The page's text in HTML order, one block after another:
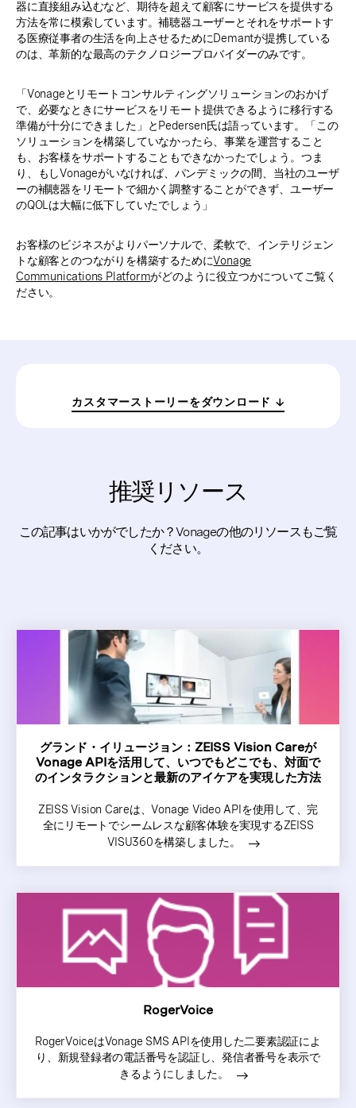
器に直接組み込むなど、期待を超えて顧客にサービスを提供する
方法を常に模索しています。補聴器ユーザーとそれをサポートす
る医療従事者の生活を向上させるためにDemantが提携している
のは、革新的な最高のテクノロジープロバイダーのみです。
「Vonageとリモートコンサルティングソリューションのおかげ
で、必要なときにサービスをリモート提供できるように移行する
準備が十分にできました」とPedersen氏は語っています。「この
ソリューションを構築していなかったら、事業を運営すること
も、お客様をサポートすることもできなかったでしょう。つま
り、もしVonageがいなければ、パンデミックの間、当社のユーザ
ーの補聴器をリモートで細かく調整することができず、ユーザー
のQOLは大幅に低下していたでしょう」
お客様のビジネスがよりパーソナルで、柔軟で、インテリジェン
トな顧客とのつながりを構築するためにVonage
Communications Platformがどのように役立つかについてご覧く
ださい。
カスタマーストーリーをダウンロード
推奨リソース
この記事はいかがでしたか？Vonageの他のリソースもご覧
ください。
グランド・イリュージョン：ZEISS Vision Careが
Vonage APIを活用して、いつでもどこでも、対面で
のインタラクションと最新のアイケアを実現した方法
ZEISS Vision Careは、Vonage Video APIを使用して、完
全にリモートでシームレスな顧客体験を実現するZEISS
VISU360を構築しました。
RogerVoice
RogerVoiceはVonage SMS APIを使用した二要素認証によ
り、新規登録者の電話番号を認証し、発信者番号を表示で
きるようにしました。